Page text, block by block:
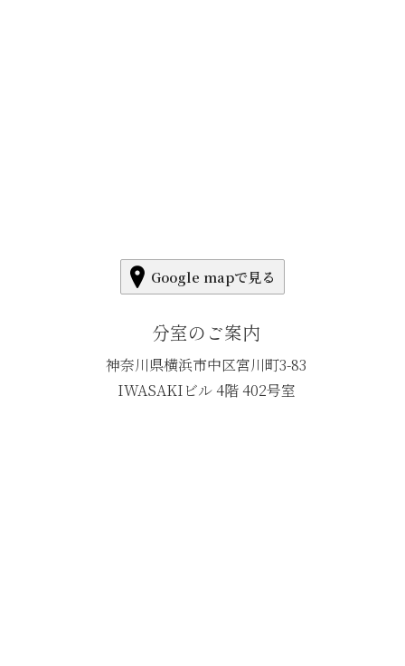
Google mapで見る
分室のご案内
神奈川県横浜市中区宮川町3-83
IWASAKIビル 4階 402号室